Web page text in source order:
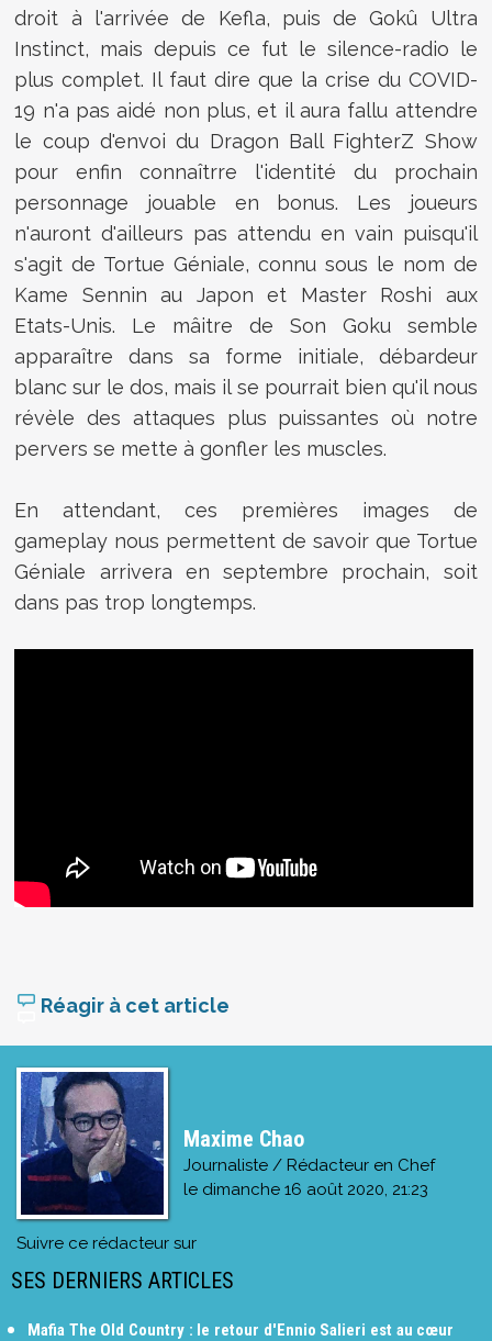
droit à l'arrivée de Kefla, puis de Gokû Ultra
Instinct, mais depuis ce fut le silence-radio le
plus complet. Il faut dire que la crise du COVID-
19 n'a pas aidé non plus, et il aura fallu attendre
le coup d'envoi du Dragon Ball FighterZ Show
pour enfin connaîtrre l'identité du prochain
personnage jouable en bonus. Les joueurs
n'auront d'ailleurs pas attendu en vain puisqu'il
s'agit de Tortue Géniale, connu sous le nom de
Kame Sennin au Japon et Master Roshi aux
Etats-Unis. Le mâitre de Son Goku semble
apparaître dans sa forme initiale, débardeur
blanc sur le dos, mais il se pourrait bien qu'il nous
révèle des attaques plus puissantes où notre
pervers se mette à gonfler les muscles.
En attendant, ces premières images de
gameplay nous permettent de savoir que Tortue
Géniale arrivera en septembre prochain, soit
dans pas trop longtemps.
Réagir à cet article
Maxime Chao
Journaliste / Rédacteur en Chef
le dimanche 16 août 2020, 21:23
Suivre ce rédacteur sur
SES DERNIERS ARTICLES
Mafia The Old Country : le retour d'Ennio Salieri est au cœur